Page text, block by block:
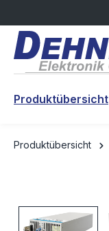
Produktübersicht
Produktübersicht